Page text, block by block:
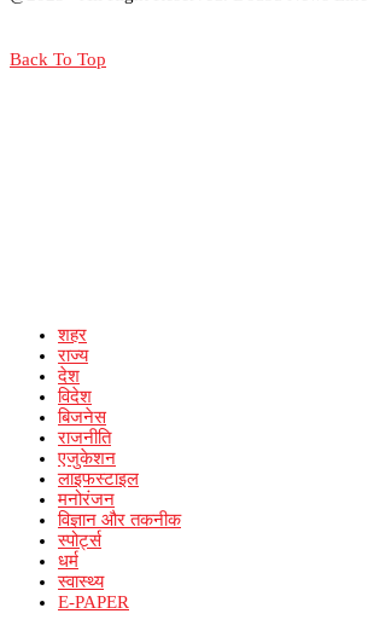
Back To Top
शहर
राज्य
देश
विदेश
बिजनेस
राजनीति
एजुकेशन
लाइफस्टाइल
मनोरंजन
विज्ञान और तकनीक
स्पोर्ट्स
धर्म
स्वास्थ्य
E-PAPER